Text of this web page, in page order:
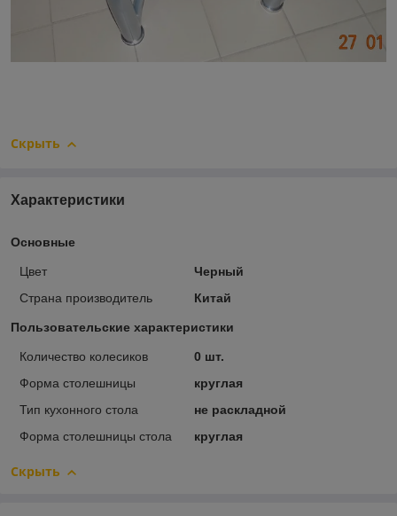
Скрыть
Характеристики
Основные
Цвет
Черный
Страна производитель
Китай
Пользовательские характеристики
Количество колесиков
0 шт.
Форма столешницы
круглая
Тип кухонного стола
не раскладной
Форма столешницы стола
круглая
Скрыть